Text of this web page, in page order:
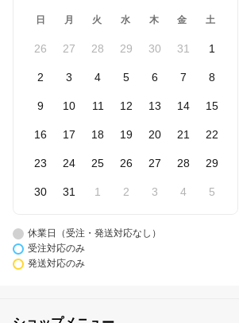
日 月 火 水 木 金 土
26 27 28 29 30 31 1
2 3 4 5 6 7 8
9 10 11 12 13 14 15
16 17 18 19 20 21 22
23 24 25 26 27 28 29
30 31 1 2 3 4 5
休業日（受注・発送対応なし）
受注対応のみ
発送対応のみ